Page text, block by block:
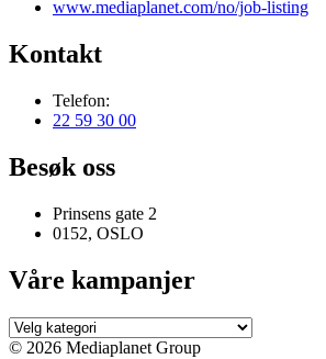
www.mediaplanet.com/no/job-listing
Kontakt
Telefon:
22 59 30 00
Besøk oss
Prinsens gate 2
0152, OSLO
Våre kampanjer
Våre
kampanjer
© 2026 Mediaplanet Group